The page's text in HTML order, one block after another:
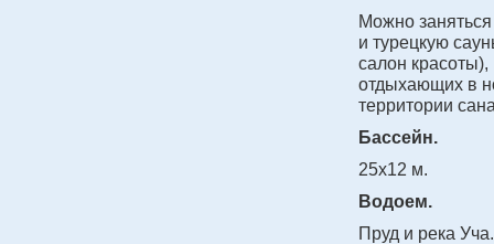
Можно
и турецкую
салон
отдыхающих в
территории
Бассейн.
25x12 м.
Водоем.
Пруд и река Уча.